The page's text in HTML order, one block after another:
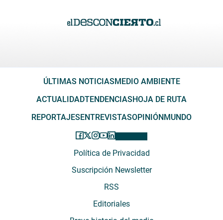
ÚLTIMAS NOTICIAS MEDIO AMBIENTE
ACTUALIDADTENDENCIAS HOJA DE RUTA
REPORTAJES ENTREVISTASOPINIÓN MUNDO
Política de Privacidad
Suscripción Newsletter
RSS
Editoriales